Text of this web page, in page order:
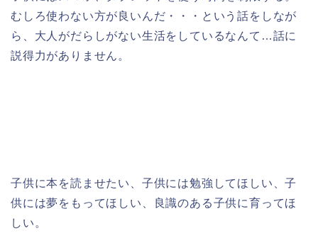
むしろ使わない方が良いんだ・・・という話をしなが
ら、大人がだらしがない生活をしているなんて…話に
説得力がありません。
子供に本を読ませたい、子供には勉強してほしい、子
供には夢をもってほしい、良識のある子供に育ってほ
しい。